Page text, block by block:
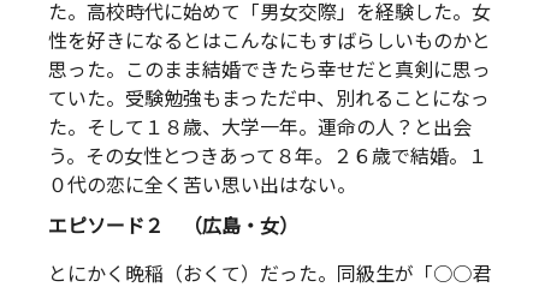
た。高校時代に始めて「男女交際」を経験した。女
性を好きになるとはこんなにもすばらしいものかと
思った。このまま結婚できたら幸せだと真剣に思っ
ていた。受験勉強もまっただ中、別れることになっ
た。そして１８歳、大学一年。運命の人？と出会
う。その女性とつきあって８年。２６歳で結婚。１
０代の恋に全く苦い思い出はない。
エピソード２ （広島・女）
とにかく晩稲（おくて）だった。同級生が「○○君